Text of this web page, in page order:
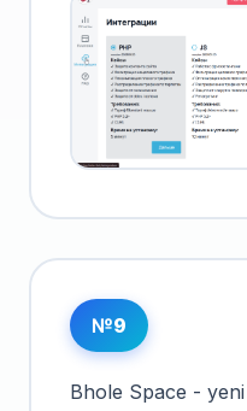
№9
Bhole Space -